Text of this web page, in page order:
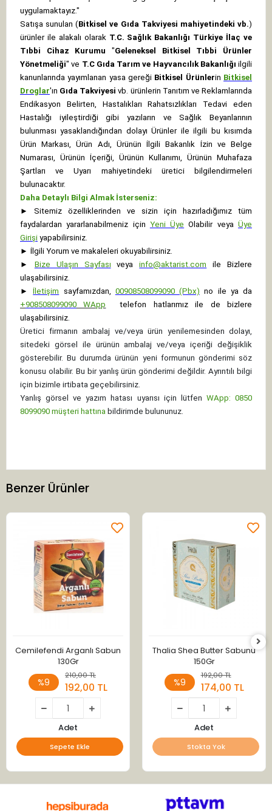
uygulamaktayız."
Satışa sunulan (Bitkisel ve Gıda Takviyesi mahiyetindeki vb.)
ürünler ile alakalı olarak T.C. Sağlık Bakanlığı Türkiye İlaç ve
Tıbbi Cihaz Kurumu "Geleneksel Bitkisel Tıbbi Ürünler
Yönetmeliği" ve T.C Gıda Tarım ve Hayvancılık Bakanlığı ilgili
kanunlarında yayımlanan yasa gereği Bitkisel Ürünlerin Bitkisel
Droglar'ın Gıda Takviyesi vb. ürünlerin Tanıtım ve Reklamlarında
Endikasyon Belirten, Hastalıkları Rahatsızlıkları Tedavi eden
Hastalığı iyileştirdiği gibi yazıların ve Sağlık Beyanlarının
bulunması yasaklandığından dolayı Ürünler ile ilgili bu kısımda
Ürün Markası, Ürün Adı, Ürünün İlgili Bakanlık İzin ve Belge
Numarası, Ürünün İçeriği, Ürünün Kullanımı, Ürünün Muhafaza
Şartları ve Uyarı mahiyetindeki üretici bilgilendirmeleri
bulunacaktır.
Daha Detaylı Bilgi Almak İsterseniz:
►
Sitemiz özelliklerinden ve sizin için hazırladığımız tüm
faydalardan yararlanabilmeniz için Yeni Üye Olabilir veyaÜye
Girişi yapabilirsiniz.
► İlgili Yorum ve makaleleri okuyabilirsiniz.
►
Bize Ulaşın Sayfası veya info@aktarist.com
ile Bizlere
ulaşabilirsiniz.
►
İletişim sayfamızdan, 00908508099090 (Pbx) no ile ya da
+908508099090 WApp
telefon hatlarımız ile de bizlere
ulaşabilirsiniz.
Üretici firmanın ambalaj ve/veya ürün yenilemesinden dolayı,
sitedeki görsel ile ürünün ambalaj ve/veya içeriği değişiklik
gösterebilir. Bu durumda ürünün yeni formunun gönderimi söz
konusu olabilir. Bu bir yanlış ürün gönderimi değildir. Ayrıntılı bilgi
için bizimle irtibata geçebilirsiniz.
Yanlış görsel ve yazım hatası uyarısı için lütfen WApp: 0850
8099090 müşteri hattına bildirimde bulununuz.
Benzer Ürünler
Cemilefendi Arganlı Sabun
130Gr
%9
210,00 TL
192,00 TL
Adet
Sepete Ekle
Thalia Shea Butter Sabunu
150Gr
%9
192,00 TL
174,00 TL
Adet
Stokta Yok